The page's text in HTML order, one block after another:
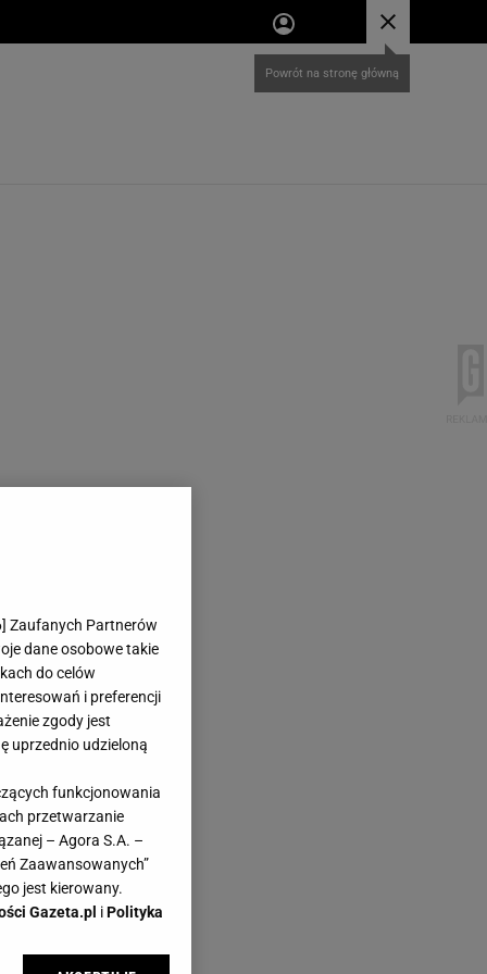
] Zaufanych Partnerów
dane osobowe takie
do celów
i preferencji
zgody jest
uprzednio udzieloną
funkcjonowania
przetwarzanie
– Agora S.A. –
Zaawansowanych”
jest kierowany.
Gazeta.pl iPolityka